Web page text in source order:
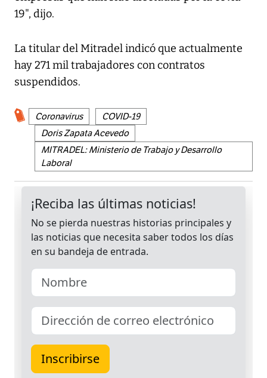
19", dijo.
La titular del Mitradel indicó que actualmente
hay 271 mil trabajadores con contratos
suspendidos.
Coronavirus
COVID-19
Doris Zapata Acevedo
MITRADEL: Ministerio de Trabajo y Desarrollo
Laboral